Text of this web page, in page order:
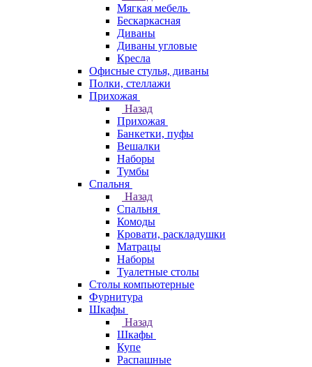
Мягкая мебель
Бескаркасная
Диваны
Диваны угловые
Кресла
Офисные стулья, диваны
Полки, стеллажи
Прихожая
Назад
Прихожая
Банкетки, пуфы
Вешалки
Наборы
Тумбы
Спальня
Назад
Спальня
Комоды
Кровати, раскладушки
Матрацы
Наборы
Туалетные столы
Столы компьютерные
Фурнитура
Шкафы
Назад
Шкафы
Купе
Распашные